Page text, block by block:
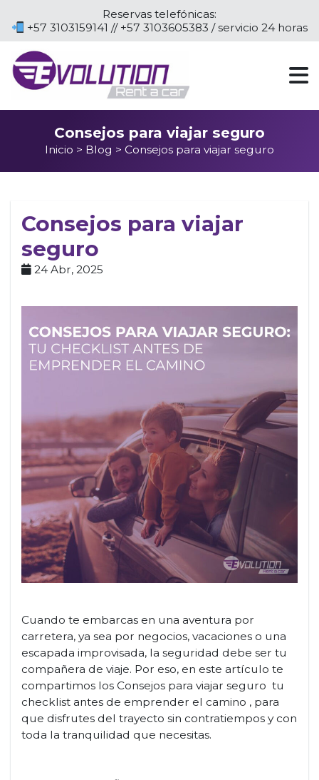
Reservas telefónicas:
+57 3103159141 // +57 3103605383 / servicio 24 horas
Consejos para viajar seguro
Inicio > Blog > Consejos para viajar seguro
Consejos para viajar
seguro
24 Abr, 2025
Cuando te embarcas en una aventura por
carretera, ya sea por negocios, vacaciones o una
escapada improvisada, la seguridad debe ser tu
compañera de viaje. Por eso, en este artículo te
compartimos los Consejos para viajar seguro tu
checklist antes de emprender el camino , para
que disfrutes del trayecto sin contratiempos y con
toda la tranquilidad que necesitas.